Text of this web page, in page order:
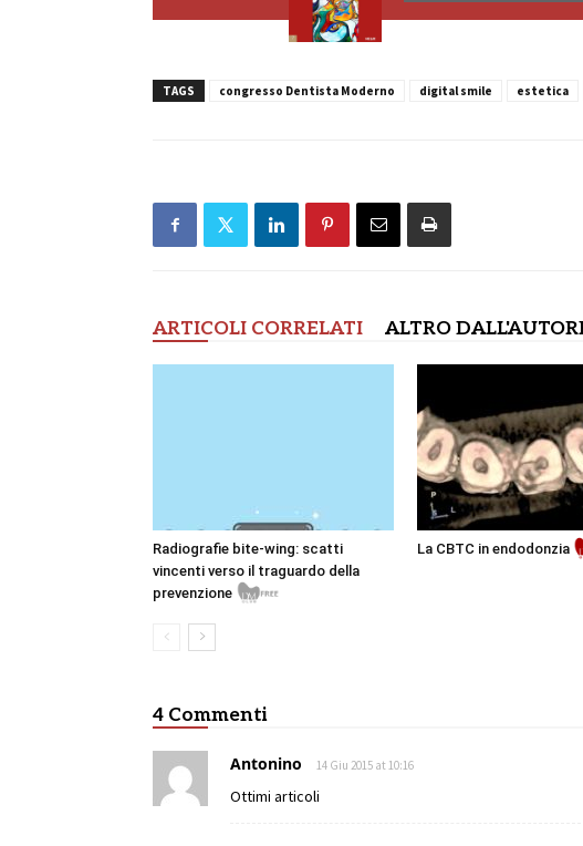
TAGS congresso Dentista Moderno digital smile estetica
ARTICOLI CORRELATI ALTRO
Radiografie bite-wing: scatti
vincenti verso il traguardo della
prevenzione
La CBTC in endodonzia
4 Commenti
Antonino 14 Giu 2015 at 10:16
Ottimi articoli